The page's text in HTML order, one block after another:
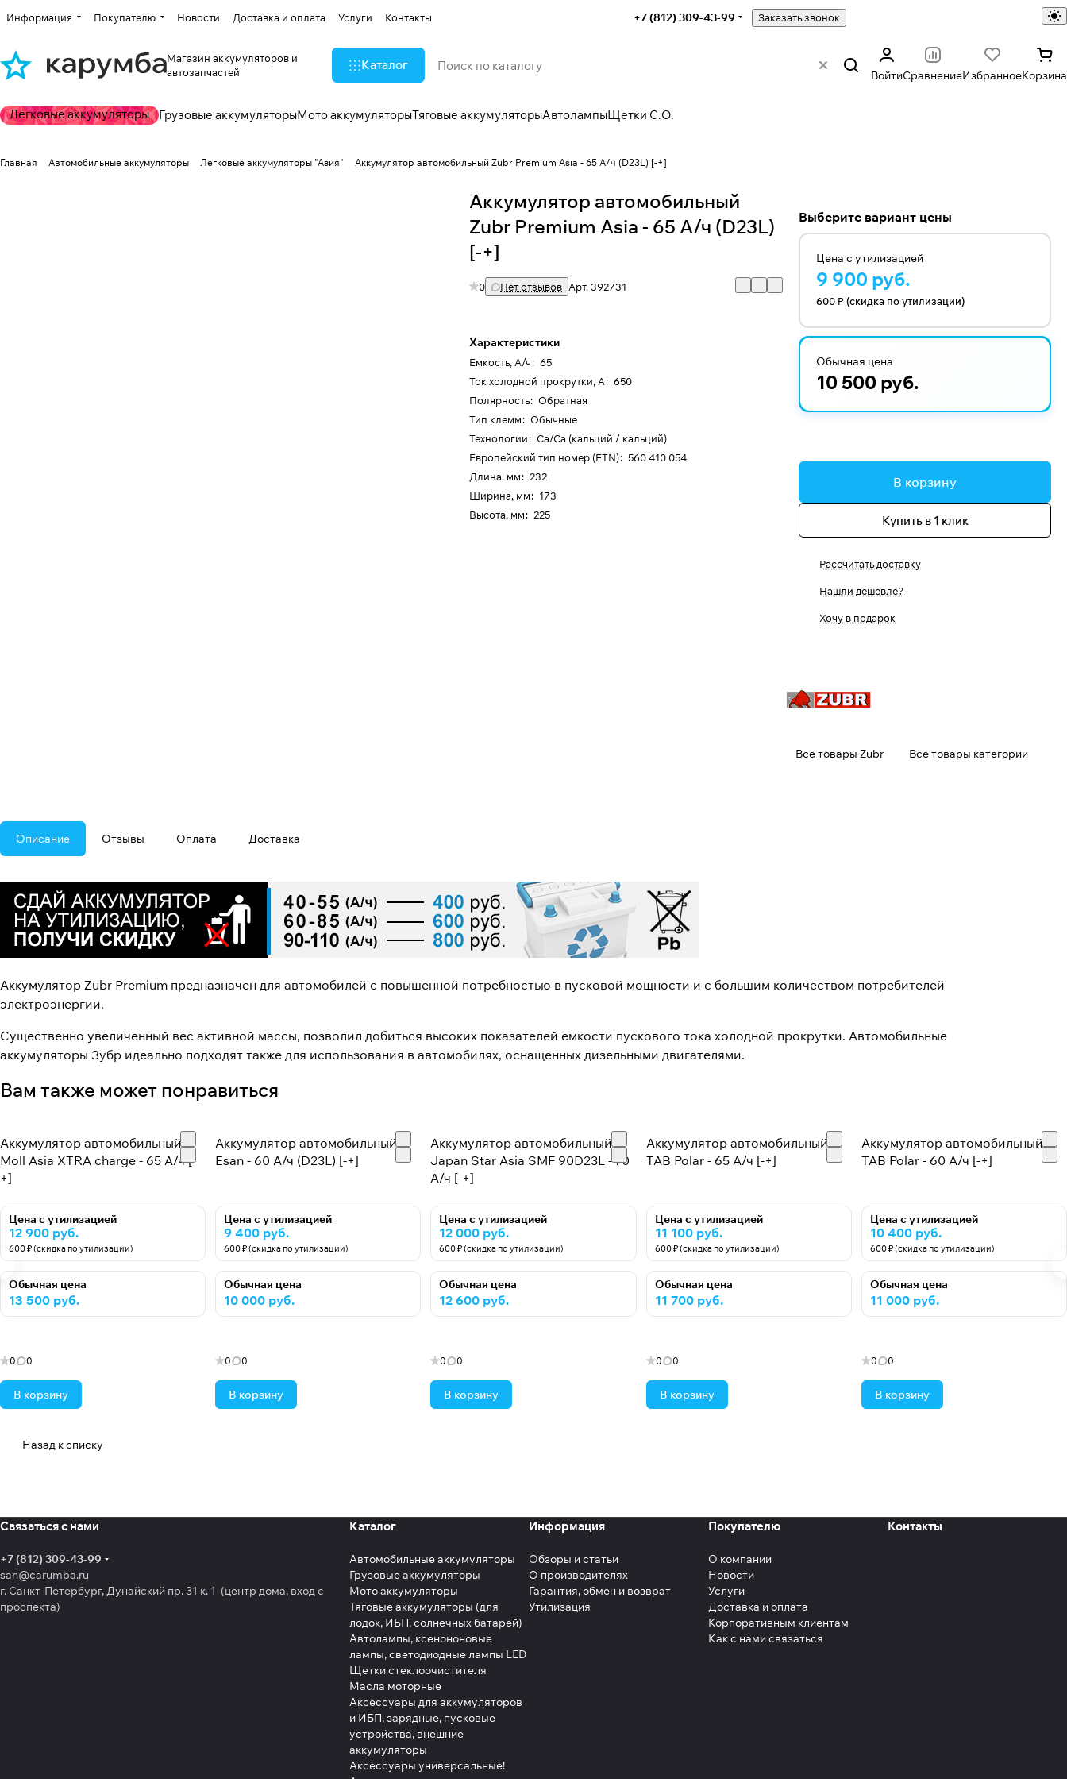
Информация Покупателю Новости Доставка и оплата Услуги Контакты +7 (812) 309-43-99 Заказать звонок
Магазин аккумуляторов и
автозапчастей
Каталог
ВойтиСравнениеИзбранноеКорзина
Легковые аккумуляторы Грузовые аккумуляторыМото аккумуляторыТяговые аккумуляторыАвтолампыЩетки С.О.
Главная Автомобильные аккумуляторы Легковые аккумуляторы "Азия" Аккумулятор автомобильный Zubr Premium Asia - 65 А/ч (D23L) [-+]
Аккумулятор автомобильный
Zubr Premium Asia - 65 А/ч (D23L)
[-+]
0 Нет отзывов Арт.392731
Характеристики
Емкость, А/ч: 65
Ток холодной прокрутки, А: 650
Полярность: Обратная
Тип клемм: Обычные
Технологии: Ca/Ca (кальций / кальций)
Европейский тип номер (ETN): 560 410 054
Длина, мм: 232
Ширина, мм: 173
Высота, мм: 225
Выберите вариант цены
Цена с утилизацией
9 900 руб.
600 ₽ (скидка по утилизации)
Обычная цена
10 500 руб.
В корзину
Купить в 1 клик
Рассчитать доставку
Нашли дешевле?
Хочу в подарок
Все товары Zubr Все товары категории
Описание Отзывы Оплата Доставка
Аккумулятор Zubr Premium предназначен для автомобилей с повышенной потребностью в пусковой мощности и с большим количеством потребителей
электроэнергии.
Существенно увеличенный вес активной массы, позволил добиться высоких показателей емкости пускового тока холодной прокрутки. Автомобильные
аккумуляторы Зубр идеально подходят также для использования в автомобилях, оснащенных дизельными двигателями.
Вам также может понравиться
Аккумулятор автомобильный
Moll Asia XTRA charge - 65 А/ч [-
+]
Цена с утилизацией
12 900 руб.
600 ₽ (скидка по утилизации)
Обычная цена
13 500 руб.
0 0
В корзину
Аккумулятор автомобильный
Esan - 60 А/ч (D23L) [-+]
Цена с утилизацией
9 400 руб.
600 ₽ (скидка по утилизации)
Обычная цена
10 000 руб.
0 0
В корзину
Аккумулятор автомобильный
Japan Star Asia SMF 90D23L - 70
А/ч [-+]
Цена с утилизацией
12 000 руб.
600 ₽ (скидка по утилизации)
Обычная цена
12 600 руб.
0 0
В корзину
Аккумулятор автомобильный
TAB Polar - 65 А/ч [-+]
Цена с утилизацией
11 100 руб.
600 ₽ (скидка по утилизации)
Обычная цена
11 700 руб.
0 0
В корзину
Аккумулятор автомобильный
TAB Polar - 60 А/ч [-+]
Цена с утилизацией
10 400 руб.
600 ₽ (скидка по утилизации)
Обычная цена
11 000 руб.
0 0
В корзину
Назад к списку
Связаться с нами
+7 (812) 309-43-99
san@carumba.ru
г. Санкт-Петербург, Дунайский пр. 31 к. 1 (центр дома, вход с
проспекта)
Каталог
Автомобильные аккумуляторы
Грузовые аккумуляторы
Мото аккумуляторы
Тяговые аккумуляторы (для
лодок, ИБП, солнечных батарей)
Автолампы, ксенононовые
лампы, светодиодные лампы LED
Щетки стеклоочистителя
Масла моторные
Аксессуары для аккумуляторов
и ИБП, зарядные, пусковые
устройства, внешние
аккумуляторы
Аксессуары универсальные!
Информация
Обзоры и статьи
О производителях
Гарантия, обмен и возврат
Утилизация
Покупателю
О компании
Новости
Услуги
Доставка и оплата
Корпоративным клиентам
Как с нами связаться
Контакты